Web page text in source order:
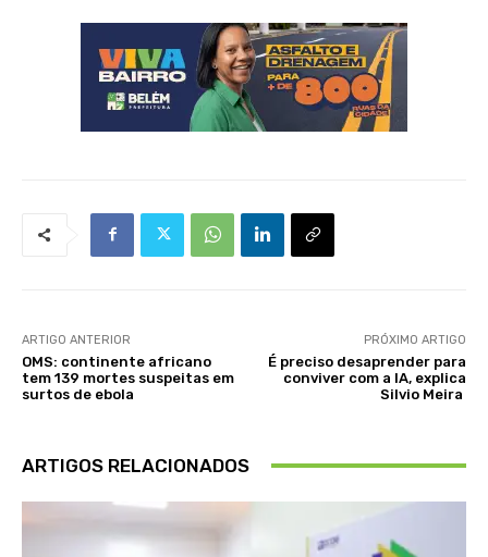
ARTIGO ANTERIOR
OMS: continente africano
tem 139 mortes suspeitas em
surtos de ebola
PRÓXIMO ARTIGO
É preciso desaprender para
conviver com a IA, explica
Silvio Meira
ARTIGOS RELACIONADOS